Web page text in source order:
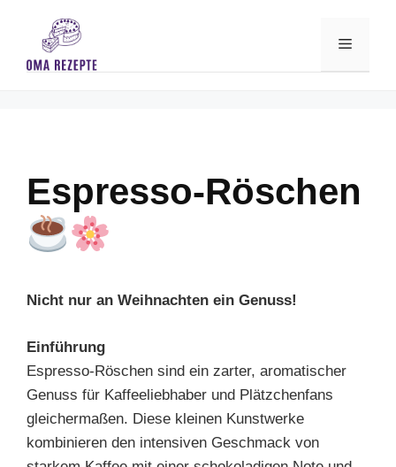
content
Menu
Espresso-Röschen
Nicht nur an Weihnachten ein Genuss!
Einführung
Espresso-Röschen sind ein zarter, aromatischer
Genuss für Kaffeeliebhaber und Plätzchenfans
gleichermaßen. Diese kleinen Kunstwerke
kombinieren den intensiven Geschmack von